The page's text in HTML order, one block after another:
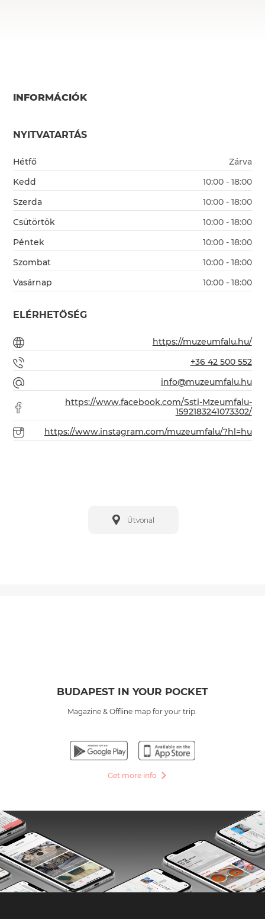
INFORMÁCIÓK
NYITVATARTÁS
Hétfő
Zárva
Kedd
10:00 - 18:00
Szerda
10:00 - 18:00
Csütörtök
10:00 - 18:00
Péntek
10:00 - 18:00
Szombat
10:00 - 18:00
Vasárnap
10:00 - 18:00
ELÉRHETŐSÉG
https://muzeumfalu.hu/
+36 42 500 552
info@muzeumfalu.hu
https://www.facebook.com/Ssti-Mzeumfalu-
1592183241073302/
https://www.instagram.com/muzeumfalu/?hl=hu
Útvonal
BUDAPEST IN YOUR POCKET
Magazine & Offline map for your trip.
Get more info